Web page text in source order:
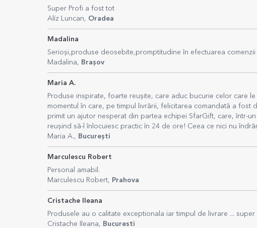
Super Profi a fost tot
Alíz Luncan, Oradea
Madalina
Serioși,produse deosebite,promptitudine în efectuarea
Madalina, Brașov
Maria A.
Produse inspirate, foarte reușite, care aduc bucurie celor care
momentul în care, pe timpul livrării, felicitarea comandată a fost
primit un ajutor nesperat din partea echipei SfarGift, care, într-
reușind să-l înlocuiesc practic în 24 de ore! Ceea ce nici nu
Maria A., București
Marculescu Robert
Personal amabil.
Marculescu Robert, Prahova
Cristache Ileana
Produsele au o calitate exceptionala iar timpul de livrare ... super
Cristache Ileana, Bucuresti